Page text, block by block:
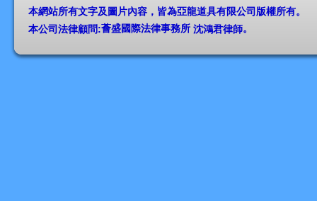
本網站所有文字及圖片內容，皆為亞龍道具有限公司版權所有。
本公司法律顧問:薈盛國際法律事務所 沈鴻君律師。